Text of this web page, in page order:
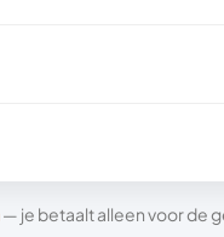
— je betaalt alleen voor de